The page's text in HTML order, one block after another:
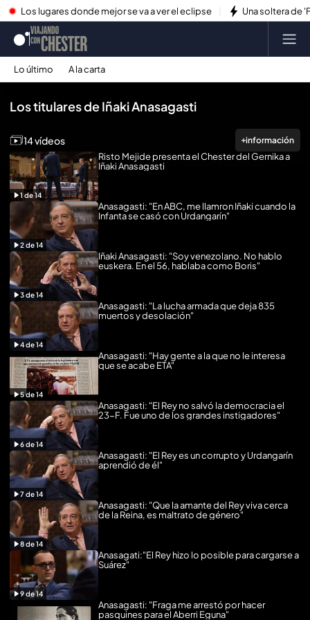
Los lugares donde mejor se va a ver el eclipse Una soltera de
Lo último A la carta
Los titulares de Iñaki Anasagasti
Reproducir todo
14 vídeos información
1de14
Risto Mejide presenta el Chester del Gernika a
Iñaki Anasagasti
2de14
Anasagasti: "En ABC, me llamron Iñaki cuando la
Infanta se casó con Urdangarín"
3de14
Iñaki Anasagasti: "Soy venezolano. No hablo
euskera. En el 56, hablaba como Boris"
4de14
Anasagasti: "La lucha armada que deja 835
muertos y desolación"
5de14
Anasagasti: "Hay gente a la que no le interesa
que se acabe ETA"
6de14
Anasagasti: "El Rey no salvó la democracia el
23-F. Fue uno de los grandes instigadores"
7de14
Anasagasti: "El Rey es un corrupto y Urdangarín
aprendió de él"
8de14
Anasagasti: "Que la amante del Rey viva cerca
de la Reina, es maltrato de género"
9de14
Anasagati:"El Rey hizo lo posible para cargarse a
Suárez"
Anasagasti: "Fraga me arrestó por hacer
pasquines para el Aberri Eguna"